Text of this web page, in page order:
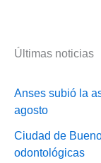
Últimas noticias
Anses subió la
agosto
Ciudad de
odontológicas